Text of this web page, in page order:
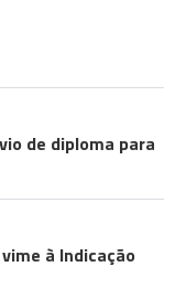
de diploma para
à Indicação